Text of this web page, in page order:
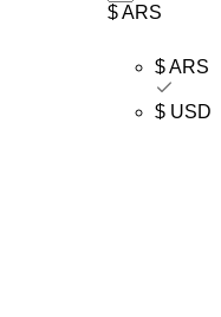
$ ARS
$ ARS
$ USD